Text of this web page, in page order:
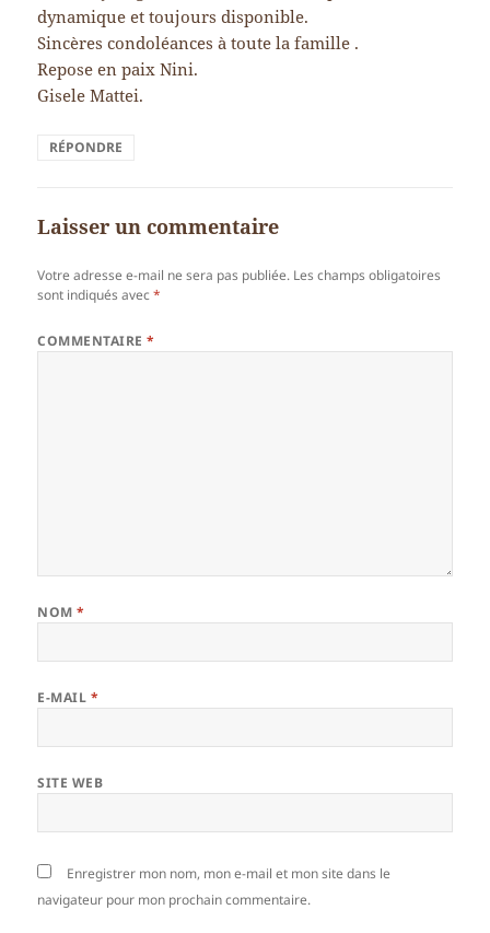
dynamique et toujours disponible.
Sincères condoléances à toute la famille .
Repose en paix Nini.
Gisele Mattei.
RÉPONDRE
Laisser un commentaire
Votre adresse e-mail ne sera pas publiée. Les champs obligatoires
sont indiqués avec*
COMMENTAIRE*
NOM*
E-MAIL *
SITE WEB
Enregistrer mon nom, mon e-mail et mon site dans le
navigateur pour mon prochain commentaire.